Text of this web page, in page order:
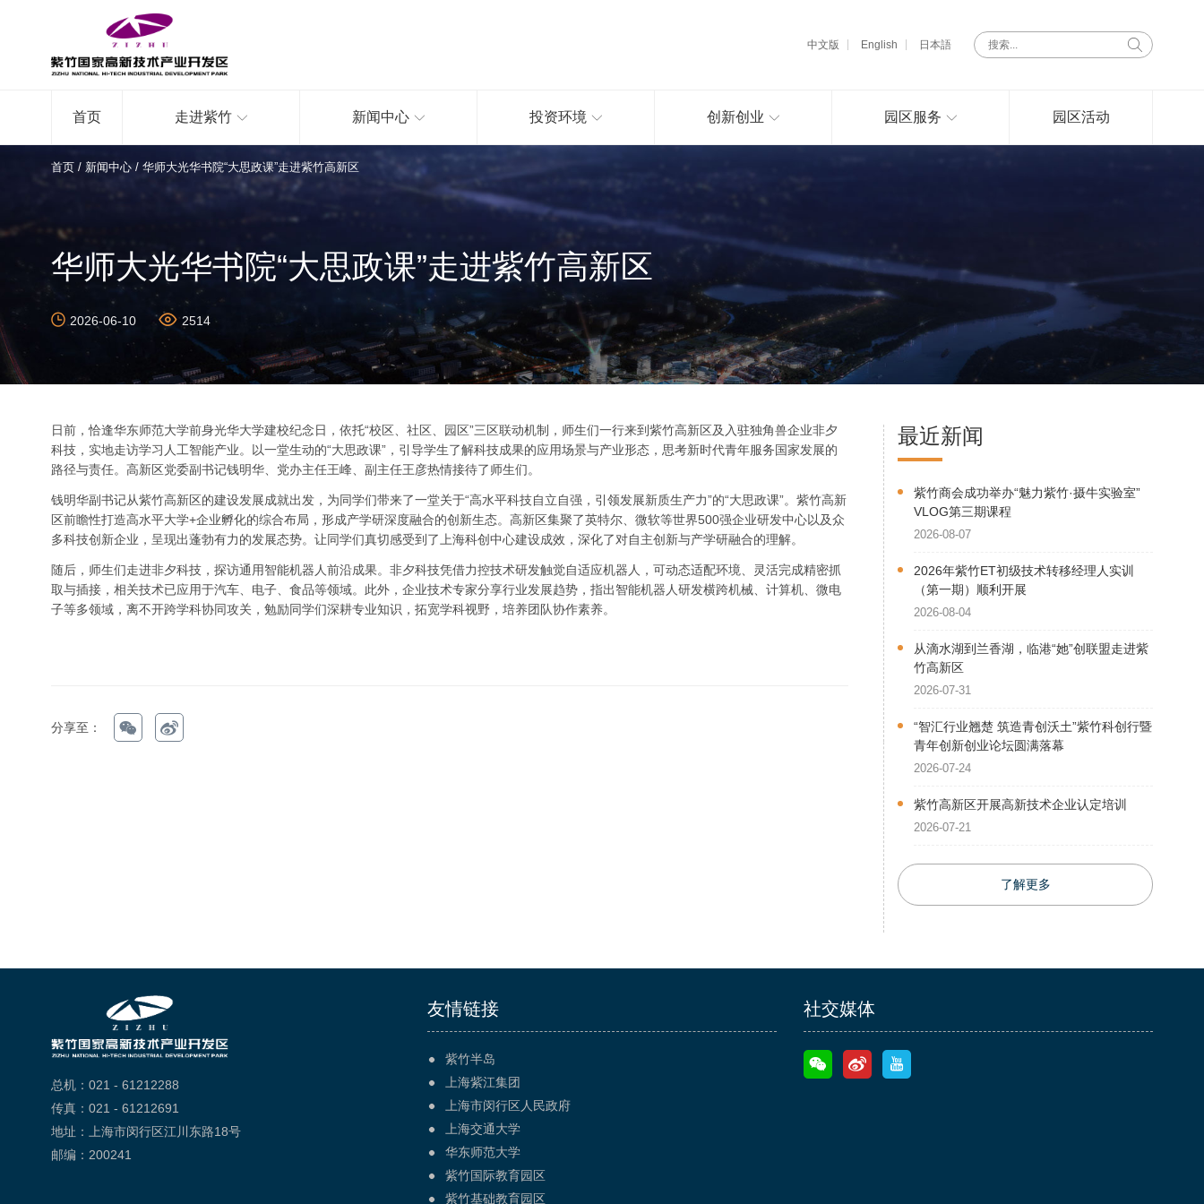
中文版 English 日本語
首页 走进紫竹 新闻中心 投资环境 创新创业 园区服务 园区活动
首页 / 新闻中心 / 华师大光华书院“大思政课”走进紫竹高新区
华师大光华书院“大思政课”走进紫竹高新区
2026-06-10 2514
日前，恰逢华东师范大学前身光华大学建校纪念日，依托“校区、社区、园区”三区联动机制，师生们一行来到紫竹高新区及入驻独角兽企业非夕
科技，实地走访学习人工智能产业。以一堂生动的“大思政课”，引导学生了解科技成果的应用场景与产业形态，思考新时代青年服务国家发展的
路径与责任。高新区党委副书记钱明华、党办主任王峰、副主任王彦热情接待了师生们。
钱明华副书记从紫竹高新区的建设发展成就出发，为同学们带来了一堂关于“高水平科技自立自强，引领发展新质生产力‌”的“大思政课”。紫竹高新
区前瞻性打造高水平大学+企业孵化的综合布局，形成产学研深度融合的创新生态。高新区集聚了英特尔、微软等世界500强企业研发中心以及众
多科技创新企业，呈现出蓬勃有力的发展态势。让同学们真切感受到了上海科创中心建设成效，深化了对自主创新与产学研融合的理解。
随后，师生们走进非夕科技，探访通用智能机器人前沿成果。非夕科技凭借力控技术研发触觉自适应机器人，可动态适配环境、灵活完成精密抓
取与插接，相关技术已应用于汽车、电子、食品等领域。此外，企业技术专家分享行业发展趋势，指出智能机器人研发横跨机械、计算机、微电
子等多领域，离不开跨学科协同攻关，勉励同学们深耕专业知识，拓宽学科视野，培养团队协作素养。
分享至：
最近新闻
紫竹商会成功举办“魅力紫竹·摄牛实验室”
VLOG第三期课程
2026-08-07
2026年紫竹ET初级技术转移经理人实训
（第一期）顺利开展
2026-08-04
从滴水湖到兰香湖，临港“她”创联盟走进紫
竹高新区
2026-07-31
“智汇行业翘楚 筑造青创沃土”紫竹科创行暨
青年创新创业论坛圆满落幕
2026-07-24
紫竹高新区开展高新技术企业认定培训
2026-07-21
了解更多
总机：021 - 61212288
传真：021 - 61212691
地址：上海市闵行区江川东路18号
邮编：200241
友情链接
紫竹半岛
上海紫江集团
上海市闵行区人民政府
上海交通大学
华东师范大学
紫竹国际教育园区
紫竹基础教育园区
社交媒体